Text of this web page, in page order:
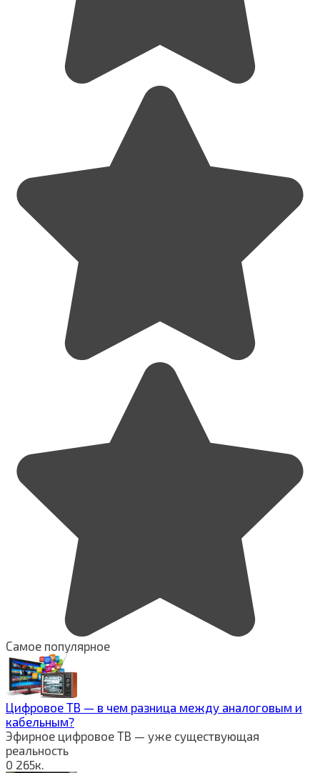
Самое популярное
Цифровое ТВ — в чем разница между аналоговым и
кабельным?
Эфирное цифровое ТВ — уже существующая
реальность
0 265к.